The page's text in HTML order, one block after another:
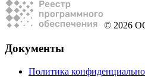
© 2026
Документы
Политика